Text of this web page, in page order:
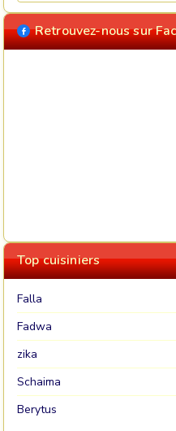
Retrouvez-nous sur
Top cuisiniers
Falla
Fadwa
zika
Schaima
Berytus